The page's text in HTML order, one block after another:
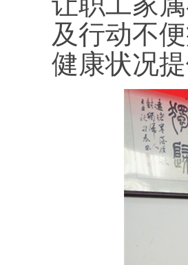
及行动不
健康状况